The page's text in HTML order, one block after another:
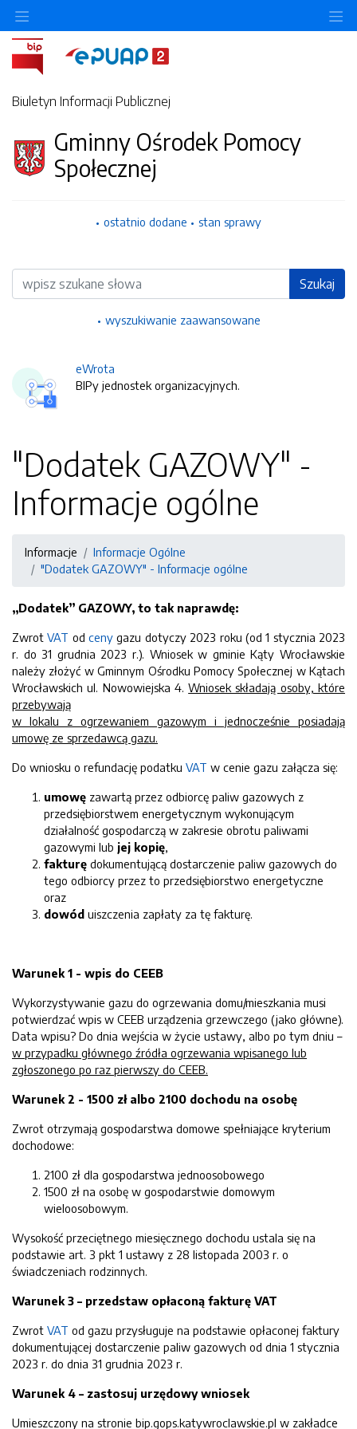
Biuletyn Informacji Publicznej
Gminny Ośrodek Pomocy
Społecznej
ostatnio dodane stan sprawy
Wyszukiwarka Szukaj
wyszukiwanie zaawansowane
eWrota
BIPy jednostek organizacyjnych.
"Dodatek GAZOWY" -
Informacje ogólne
Informacje
Informacje Ogólne
"Dodatek GAZOWY" - Informacje ogólne
„Dodatek” GAZOWY, to tak naprawdę:
ZwrotVAT odceny gazu dotyczy 2023 roku (od 1 stycznia 2023
r. do 31 grudnia 2023 r.). Wniosek w gminie Kąty Wrocławskie
należy złożyć w Gminnym Ośrodku Pomocy Społecznej w Kątach
Wrocławskich ul. Nowowiejska 4.Wniosek składają osoby, które
przebywają
w lokalu z ogrzewaniem gazowym i jednocześnie posiadają
umowę ze sprzedawcą gazu.
Do wniosku o refundację podatku VAT w cenie gazu załącza się:
umowę zawartą przez odbiorcę paliw gazowych z
przedsiębiorstwem energetycznym wykonującym
działalność gospodarczą w zakresie obrotu paliwami
gazowymi lub jej kopię,
fakturę dokumentującą dostarczenie paliw gazowych do
tego odbiorcy przez to przedsiębiorstwo energetyczne
oraz
dowód uiszczenia zapłaty za tę fakturę.
Warunek 1 - wpis do CEEB
Wykorzystywanie gazu do ogrzewania domu/mieszkania musi
potwierdzać wpis w CEEB urządzenia grzewczego (jako główne).
Data wpisu? Do dnia wejścia w życie ustawy, albo po tym dniu –
w przypadku głównego źródła ogrzewania wpisanego lub
zgłoszonego po raz pierwszy do CEEB.
Warunek 2 - 1500 zł albo 2100 dochodu na osobę
Zwrot otrzymają gospodarstwa domowe spełniające kryterium
dochodowe:
2100 zł dla gospodarstwa jednoosobowego
1500 zł na osobę w gospodarstwie domowym
wieloosobowym.
Wysokość przeciętnego miesięcznego dochodu ustala się na
podstawie art. 3 pkt 1 ustawy z 28 listopada 2003 r. o
świadczeniach rodzinnych.
Warunek 3 – przedstaw opłaconą fakturę VAT
Zwrot VAT od gazu przysługuje na podstawie opłaconej faktury
dokumentującej dostarczenie paliw gazowych od dnia 1 stycznia
2023 r. do dnia 31 grudnia 2023 r.
Warunek 4 – zastosuj urzędowy wniosek
Umieszczony na stronie bip.gops.katywroclawskie.pl w zakładce